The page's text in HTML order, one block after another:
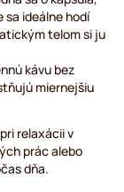
sa ideálne hodí
telom si ju
kávu bez
miernejšiu
relaxácii v
prác alebo
dňa.